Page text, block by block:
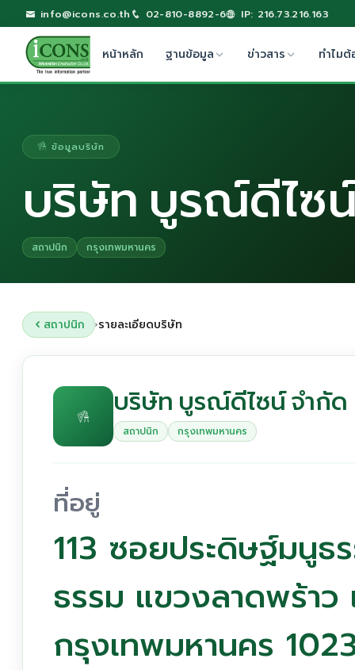
info@icons.co.th 02-810-8892-6 IP: 216.73.216.163
หน้าหลัก ฐานข้อมูล ข่าวสาร ทำไมต้
ข้อมูลบริษัท
บริษัท บูรณ์ดีไซ
สถาปนิก กรุงเทพมหานคร
สถาปนิก ›รายละเอียดบริษัท
บริษัท บูรณ์ดีไซน์ จำกัด
สถาปนิก กรุงเทพมหานคร
ที่อยู่
113 ซอยประดิษฐ์มนู
ธรรม แขวงลาดพร้าว
กรุงเทพมหานคร